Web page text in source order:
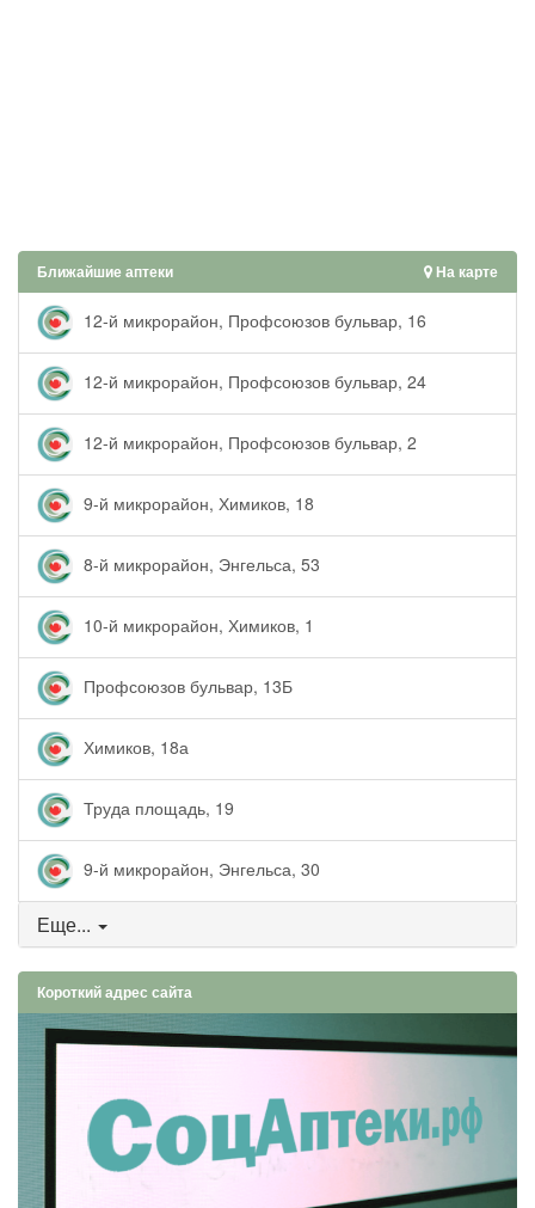
Ближайшие аптеки На карте
12-й микрорайон, Профсоюзов бульвар, 16
12-й микрорайон, Профсоюзов бульвар, 24
12-й микрорайон, Профсоюзов бульвар, 2
9-й микрорайон, Химиков, 18
8-й микрорайон, Энгельса, 53
10-й микрорайон, Химиков, 1
Профсоюзов бульвар, 13Б
Химиков, 18а
Труда площадь, 19
9-й микрорайон, Энгельса, 30
Еще...
Короткий адрес сайта